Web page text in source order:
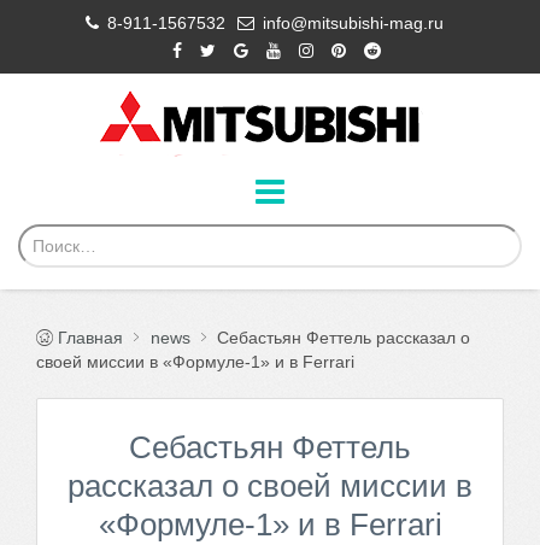
8-911-1567532 info@mitsubishi-mag.ru
Главная news
Себастьян Феттель рассказал о
своей миссии в «Формуле-1» и в Ferrari
Себастьян Феттель
рассказал о своей миссии в
«Формуле-1» и в Ferrari